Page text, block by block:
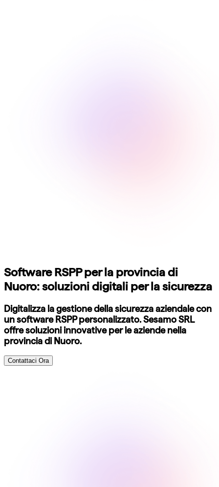
Software RSPP per la provincia di
Nuoro: soluzioni digitali per la sicurezza
Digitalizza la gestione della sicurezza aziendale con
un software RSPP personalizzato. Sesamo SRL
offre soluzioni innovative per le aziende nella
provincia di Nuoro.
Contattaci Ora